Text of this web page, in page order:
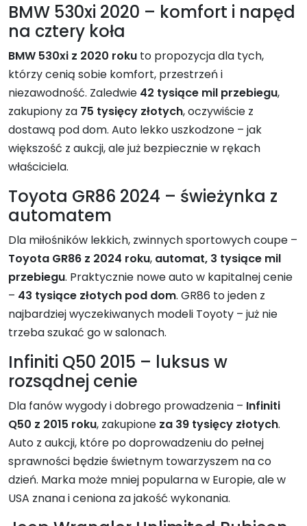
BMW 530xi 2020 – komfort i napęd
na cztery koła
BMW 530xi z 2020 roku to propozycja dla tych,
którzy cenią sobie komfort, przestrzeń i
niezawodność. Zaledwie 42 tysiące mil przebiegu,
zakupiony za 75 tysięcy złotych, oczywiście z
dostawą pod dom. Auto lekko uszkodzone – jak
większość z aukcji, ale już bezpiecznie w rękach
właściciela.
Toyota GR86 2024 – świeżynka z
automatem
Dla miłośników lekkich, zwinnych sportowych coupe –
Toyota GR86 z 2024 roku, automat, 3 tysiące mil
przebiegu. Praktycznie nowe auto w kapitalnej cenie
– 43 tysiące złotych pod dom. GR86 to jeden z
najbardziej wyczekiwanych modeli Toyoty – już nie
trzeba szukać go w salonach.
Infiniti Q50 2015 – luksus w
rozsądnej cenie
Dla fanów wygody i dobrego prowadzenia – Infiniti
Q50 z 2015 roku, zakupione za 39 tysięcy złotych.
Auto z aukcji, które po doprowadzeniu do pełnej
sprawności będzie świetnym towarzyszem na co
dzień. Marka może mniej popularna w Europie, ale w
USA znana i ceniona za jakość wykonania.